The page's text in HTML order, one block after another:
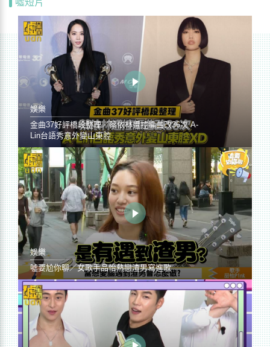
噓短片
娛樂
金曲37好評橋段整理／蔡依林遭控編曲改36次 A-
Lin台語秀意外變山東腔
娛樂
噓要尬你聊／女歌手品怡熱戀渣男寫進歌